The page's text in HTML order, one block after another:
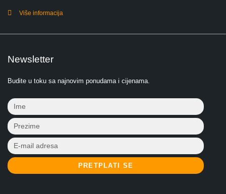
Više informacija
Newsletter
Budite u toku sa najnovim ponudama i cijenama.
PRETPLATI SE